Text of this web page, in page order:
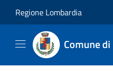
Regione Lombardia
Comune